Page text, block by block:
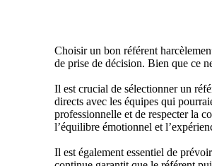
Choisir un bon référent
de prise de décision. Bien que ce
Il est crucial de sélectionner un
directs avec les équipes qui
professionnelle et de respecter la
l’équilibre émotionnel et
Il est également essentiel de